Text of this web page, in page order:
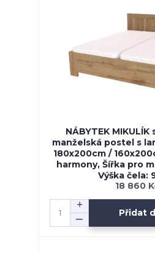
NÁBYTEK MIKULÍK
manželská postel s
180x200cm /
harmony, Šířka pro
Výška čela:
18 860
Přidat